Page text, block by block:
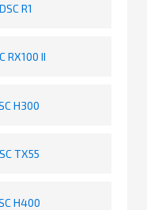
R1
RX100 II
H300
TX55
H400